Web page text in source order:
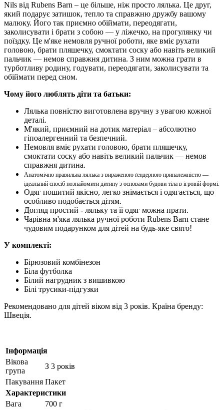
Nils від Rubens Barn – це більше, ніж просто лялька. Це друг,
який подарує затишок, тепло та справжню дружбу вашому
малюку. Його так приємно обіймати, переодягати,
заколисувати і брати з собою — у ліжечко, на прогулянку чи
поїздку. Це м'яке немовля ручної роботи, яке вміє рухати
головою, брати пляшечку, смоктати соску або навіть великий
пальчик — немов справжня дитина. З ним можна грати в
турботливу родину, годувати, переодягати, заколисувати та
обіймати перед сном.
Чому його люблять діти та батьки:
Лялька повністю виготовлена ​​вручну з увагою кожної
деталі.
М'який, приємний на дотик матеріал – абсолютно
гіпоалергенний та безпечний.
Немовля вміє рухати головою, брати пляшечку,
смоктати соску або навіть великий пальчик — немов
справжня дитина.
Анатомічно правильна лялька з вираженою ґендерною приналежністю —
ідеальний спосіб познайомити дитину з основами будови тіла в ігровій формі.
Одяг пошитий якісно, ​​легко знімається і одягається, що
особливо подобається дітям.
Догляд простий - ляльку та її одяг можна прати.
Чарівна м'яка лялька ручної роботи Rubens Barn стане
чудовим подарунком для дітей на будь-яке свято!
У комплекті:
Бірюзовий комбінезон
Біла футболка
Білий нагрудник з вишивкою
Білі трусики-підгузки
Рекомендовано для дітей віком від 3 років. Країна бренду:
Швеція.
Інформація
Вікова
група
З 3 років
Пакування Пакет
Характеристики
Вага
700 г